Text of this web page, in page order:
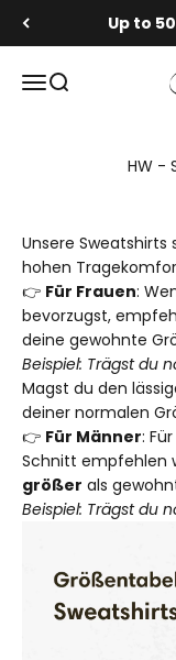
Up to
MenuSearch
HW -
Unsere
hohen
👉 Für Frauen:
bevorzugst,
deine gewohnte
Beispiel: Trägst du
Magst du den
deiner normalen
👉 Für Männer:
Schnitt empfehlen
größer als
Beispiel: Trägst du